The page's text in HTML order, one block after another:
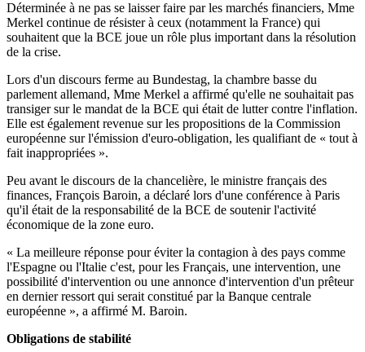
Déterminée à ne pas se laisser faire par les marchés financiers, Mme
Merkel continue de résister à ceux (notamment la France) qui
souhaitent que la BCE joue un rôle plus important dans la résolution
de la crise.
Lors d'un discours ferme au Bundestag, la chambre basse du
parlement allemand, Mme Merkel a affirmé qu'elle ne souhaitait pas
transiger sur le mandat de la BCE qui était de lutter contre l'inflation.
Elle est également revenue sur les propositions de la Commission
européenne sur l'émission d'euro-obligation, les qualifiant de « tout à
fait inappropriées ».
Peu avant le discours de la chancelière, le ministre français des
finances, François Baroin, a déclaré lors d'une conférence à Paris
qu'il était de la responsabilité de la BCE de soutenir l'activité
économique de la zone euro.
« La meilleure réponse pour éviter la contagion à des pays comme
l'Espagne ou l'Italie c'est, pour les Français, une intervention, une
possibilité d'intervention ou une annonce d'intervention d'un prêteur
en dernier ressort qui serait constitué par la Banque centrale
européenne », a affirmé M. Baroin.
Obligations de stabilité